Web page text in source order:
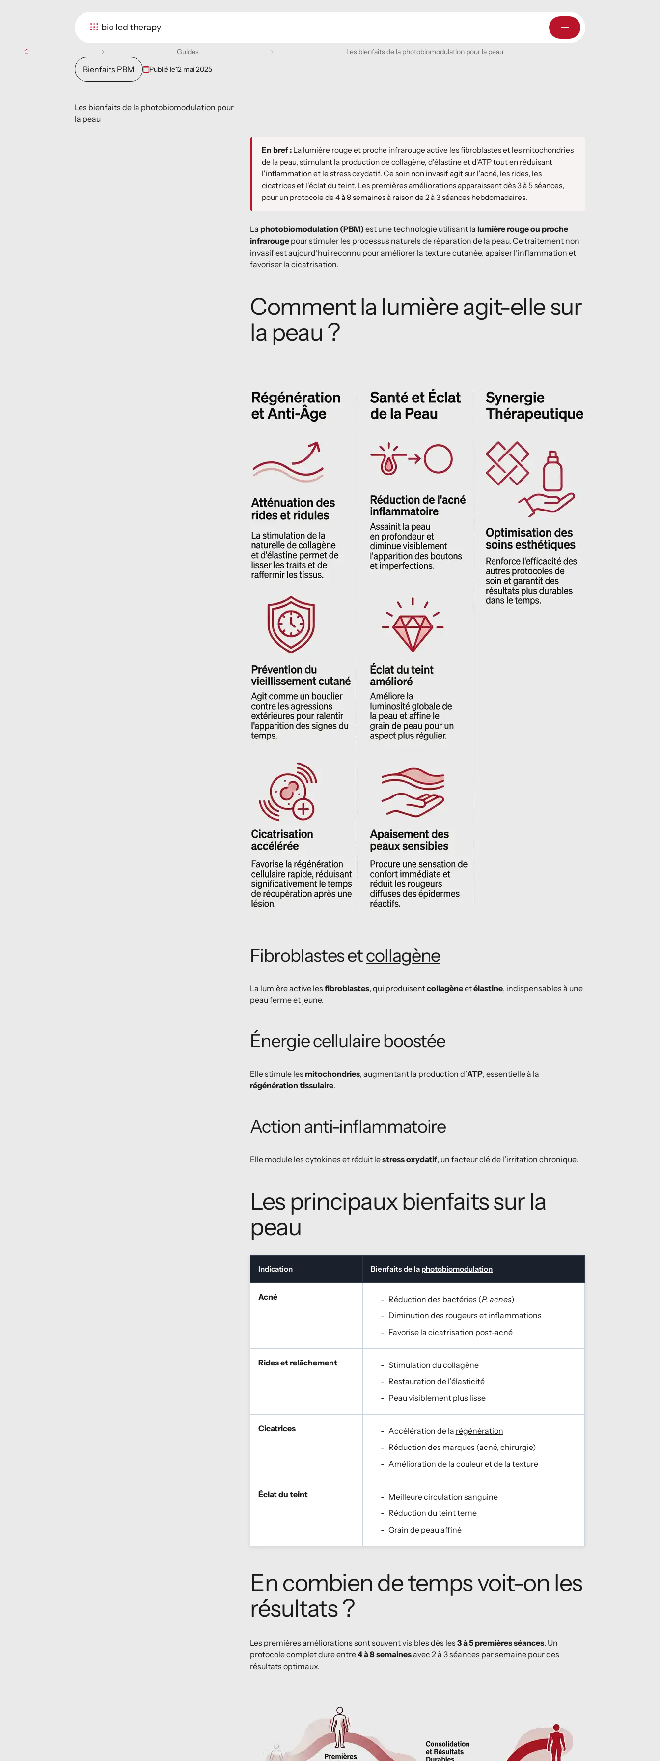
Guides Les bienfaits de la photobiomodulation pour la peau
Bienfaits PBM Publié le12 mai 2025
Les bienfaits de la photobiomodulation pour
la peau
En bref : La lumière rouge et proche infrarouge active les fibroblastes et les mitochondries
de la peau, stimulant la production de collagène, d'élastine et d'ATP tout en réduisant
l'inflammation et le stress oxydatif. Ce soin non invasif agit sur l'acné, les rides, les
cicatrices et l'éclat du teint. Les premières améliorations apparaissent dès 3 à 5 séances,
pour un protocole de 4 à 8 semaines à raison de 2 à 3 séances hebdomadaires.
La photobiomodulation (PBM)est une technologie utilisant la lumière rouge ou proche
infrarouge pour stimuler les processus naturels de réparation de la peau. Ce traitement non
invasif est aujourd’hui reconnu pour améliorer la texture cutanée, apaiser l’inflammation et
favoriser la cicatrisation.
Comment la lumière agit-elle sur
la peau ?
Fibroblastes etcollagène
La lumière active lesfibroblastes, qui produisentcollagèneetélastine, indispensables à une
peau ferme et jeune.
Énergie cellulaire boostée
Elle stimule les mitochondries, augmentant la production d’ATP, essentielle à la
régénération tissulaire.
Action anti-inflammatoire
Elle module les cytokines et réduit lestress oxydatif, un facteur clé de l’irritation chronique.
Les principaux bienfaits sur la
peau
Indication Bienfaits de la photobiomodulation
Acné Réduction des bactéries (P. acnes)
Diminution des rougeurs et inflammations
Favorise la cicatrisation post-acné
Rides et relâchement
Stimulation du collagène
Restauration de l'élasticité
Peau visiblement plus lisse
Cicatrices Accélération de la régénération
Réduction des marques (acné, chirurgie)
Amélioration de la couleur et de la texture
Éclat du teint
Meilleure circulation sanguine
Réduction du teint terne
Grain de peau affiné
En combien de temps voit-on les
résultats ?
Les premières améliorations sont souvent visibles dès les3 à 5 premières séances. Un
protocole complet dure entre4 à 8 semainesavec 2 à 3 séances par semaine pour des
résultats optimaux.